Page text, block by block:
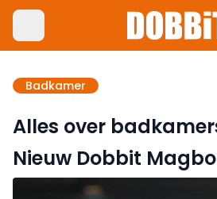
Badkamer
Alles over
Nieuw Dobbit